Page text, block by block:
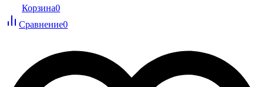
Корзина0
Сравнение0